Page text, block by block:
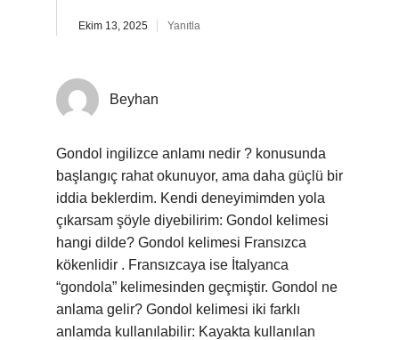
Ekim 13, 2025 Yanıtla
Beyhan
Gondol ingilizce anlamı nedir ? konusunda
başlangıç rahat okunuyor, ama daha güçlü bir
iddia beklerdim. Kendi deneyimimden yola
çıkarsam şöyle diyebilirim: Gondol kelimesi
hangi dilde? Gondol kelimesi Fransızca
kökenlidir . Fransızcaya ise İtalyanca
“gondola” kelimesinden geçmiştir. Gondol ne
anlama gelir? Gondol kelimesi iki farklı
anlamda kullanılabilir: Kayakta kullanılan